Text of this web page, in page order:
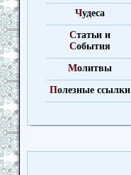
Чудеса
Cтатьи и
События
Молитвы
Полезные ссылки